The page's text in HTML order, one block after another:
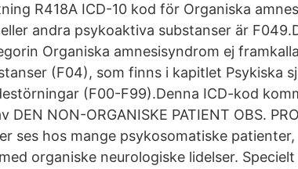
R418A ICD-10 kod för Organiska
andra psykoaktiva substanser är
Organiska amnesisyndrom ej
(F04), som finns i kapitlet Psykiska
(F00-F99).Denna ICD-kod
DEN NON-ORGANISKE PATIENT OBS.
ses hos mange psykosomatiske
organiske neurologiske lidelser.